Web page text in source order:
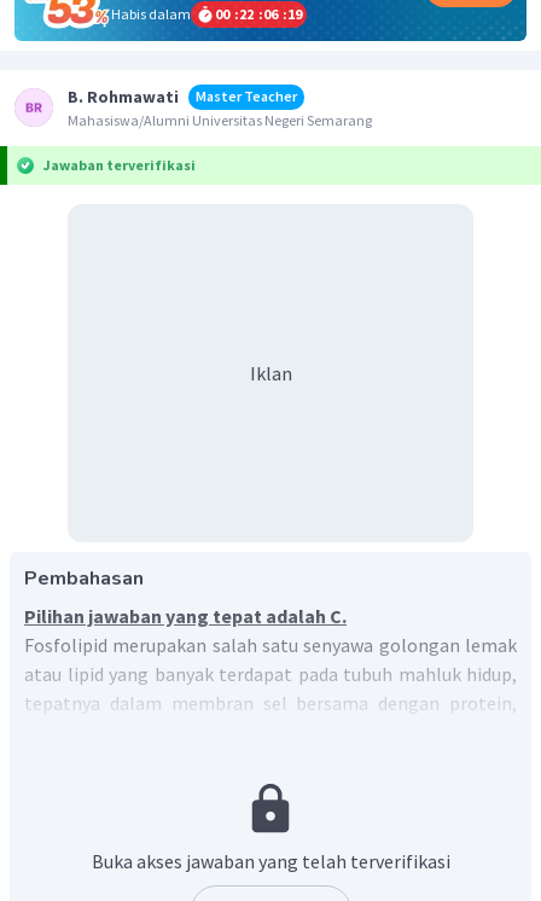
Habis dalam
00 :22 :06 :18
B. Rohmawati
Master Teacher
Mahasiswa/Alumni Universitas Negeri Semarang
Jawaban terverifikasi
Iklan
Pembahasan
Pilihan jawaban yang tepat adalah C.
Fosfolipid merupakan salah satu senyawa golongan lemak
atau lipid yang banyak terdapat pada tubuh mahluk hidup,
tepatnya dalam membran sel bersama dengan protein,
dua ujung senyawa dengan sifat yang berbeda, yaitu ujung
yang bersifat polar atau hidrofilik dan ujung bersifat
Senyawa-senyawa yang memiliki sifat
Buka akses jawaban yang telah terverifikasi